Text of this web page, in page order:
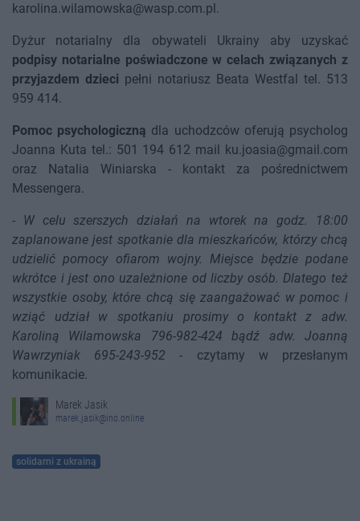
karolina.wilamowska@wasp.com.pl.
Dyżur notarialny dla obywateli Ukrainy aby uzyskać
podpisy notarialne poświadczone w celach związanych z
przyjazdem dzieci pełni notariusz Beata Westfal tel. 513
959 414.
Pomoc psychologiczną dla uchodzców oferują psycholog
Joanna Kuta tel.: 501 194 612 mail ku.joasia@gmail.com
oraz Natalia Winiarska - kontakt za pośrednictwem
Messengera.
- W celu szerszych działań na wtorek na godz. 18:00
zaplanowane jest spotkanie dla mieszkańców, którzy chcą
udzielić pomocy ofiarom wojny. Miejsce będzie podane
wkrótce i jest ono uzależnione od liczby osób. Dlatego też
wszystkie osoby, które chcą się zaangażować w pomoc i
wziąć udział w spotkaniu prosimy o kontakt z adw.
Karoliną Wilamowska 796-982-424 bądź adw. Joanną
Wawrzyniak 695-243-952 - czytamy w przesłanym
komunikacie.
Marek Jasik
marek.jasik@ino.online
solidarni z ukrainą